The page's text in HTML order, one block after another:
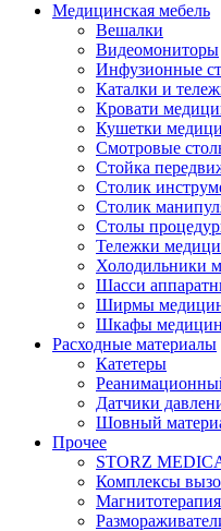
Медицинская мебель
Вешалки
Видеомониторы
Инфузионные
Каталки и
Кровати
Кушетки
Смотровые
Стойка
Столик
Столик
Столы
Тележки
Холодильники
Шасси
Ширмы
Шкафы
Расходные материалы
Катетеры
Датчики
Шовный
Прочее
STORZ
Комплексы
Магнитотерапия